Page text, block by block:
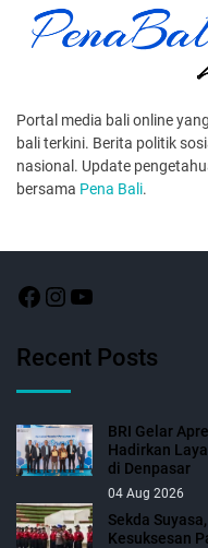
Portal media bali online
bali terkini. Berita politik
nasional. Update
bersama Pena Bali.
Recent Posts
BRI Gelar
Hadirkan
di Denpasar
04 Aug 2026
Sekda
Kesuksesan